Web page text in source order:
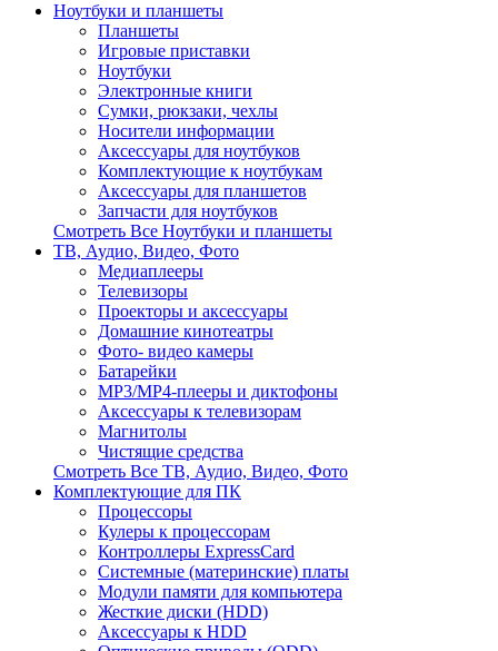
Ноутбуки и планшеты
Планшеты
Игровые приставки
Ноутбуки
Электронные книги
Сумки, рюкзаки, чехлы
Носители информации
Аксессуары для ноутбуков
Комплектующие к ноутбукам
Аксессуары для планшетов
Запчасти для ноутбуков
Смотреть Все Ноутбуки и планшеты
ТВ, Аудио, Видео, Фото
Медиаплееры
Телевизоры
Проекторы и аксессуары
Домашние кинотеатры
Фото- видео камеры
Батарейки
MP3/MP4-плееры и диктофоны
Аксессуары к телевизорам
Магнитолы
Чистящие средства
Смотреть Все ТВ, Аудио, Видео, Фото
Комплектующие для ПК
Процессоры
Кулеры к процессорам
Контроллеры ExpressCard
Системные (материнские) платы
Модули памяти для компьютера
Жесткие диски (HDD)
Аксессуары к HDD